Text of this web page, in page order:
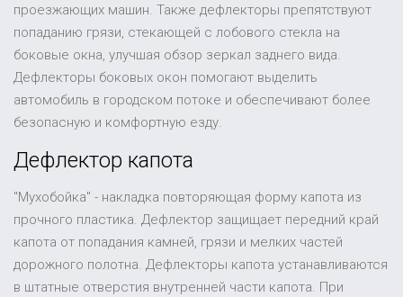
проезжающих машин. Также дефлекторы препятствуют
попаданию грязи, стекающей с лобового стекла на
боковые окна, улучшая обзор зеркал заднего вида.
Дефлекторы боковых окон помогают выделить
автомобиль в городском потоке и обеспечивают более
безопасную и комфортную езду.
Дефлектор капота
"Мухобойка" - накладка повторяющая форму капота из
прочного пластика. Дефлектор защищает передний край
капота от попадания камней, грязи и мелких частей
дорожного полотна. Дефлекторы капота устанавливаются
в штатные отверстия внутренней части капота. При